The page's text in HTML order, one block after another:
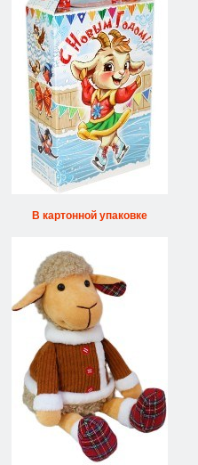
В картонной упаковке